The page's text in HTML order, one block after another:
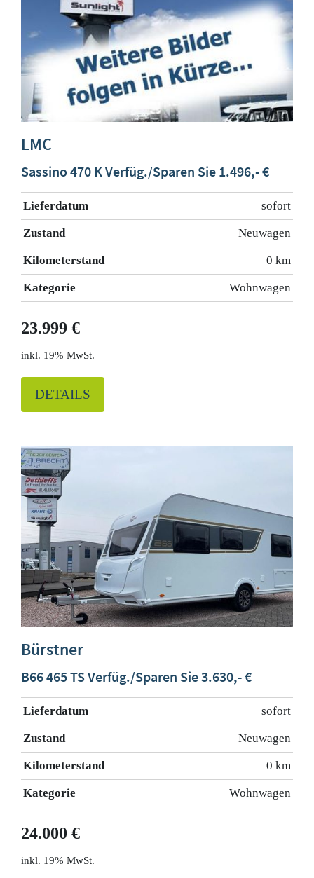
LMC
Sassino 470 K Verfüg./Sparen Sie 1.496,- €
Lieferdatum sofort
Zustand Neuwagen
Kilometerstand 0 km
Kategorie Wohnwagen
23.999 €
19% MwSt.
DETAILS
Bürstner
B66 465 TS Verfüg./Sparen Sie 3.630,- €
Lieferdatum sofort
Zustand Neuwagen
Kilometerstand 0 km
Kategorie Wohnwagen
24.000 €
19% MwSt.